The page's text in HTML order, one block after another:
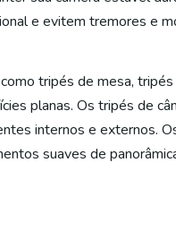
e evitem tremores e
tripés de mesa,
planas. Os tripés de
internos e externos.
suaves de